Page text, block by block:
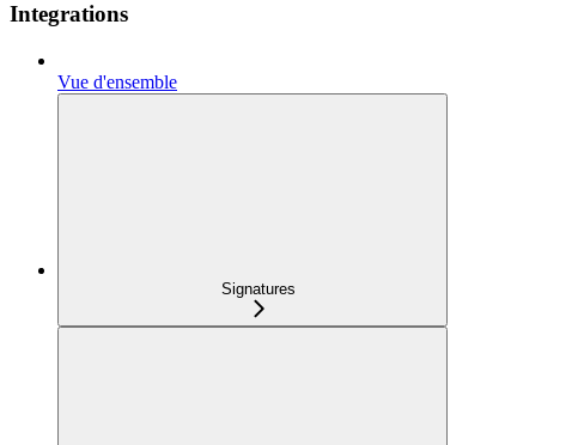
Integrations
Vue d'ensemble
Signatures